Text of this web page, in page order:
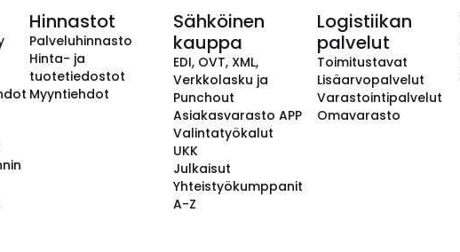
Hinnastot
Palveluhinnasto
Hinta- ja
tuotetiedostot
Myyntiehdot
Sähköinen
kauppa
EDI, OVT, XML,
Verkkolasku ja
Punchout
Asiakasvarasto APP
Valintatyökalut
UKK
Julkaisut
Yhteistyökumppanit
A-Z
Logistiikan
palvelut
Toimitustavat
Lisäarvopalvelut
Varastointipalvelut
Omavarasto